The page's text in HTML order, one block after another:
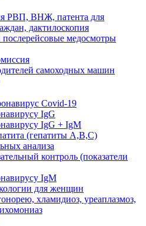
РВП, ВНЖ, патента для
дактилоскопия
медосмотры
самоходных машин
Covid-19
IgG
IgG + IgM
(гепатиты A,B,C)
анализа
контроль (показатели
IgM
для женщин
хламидиоз, уреаплазмоз,